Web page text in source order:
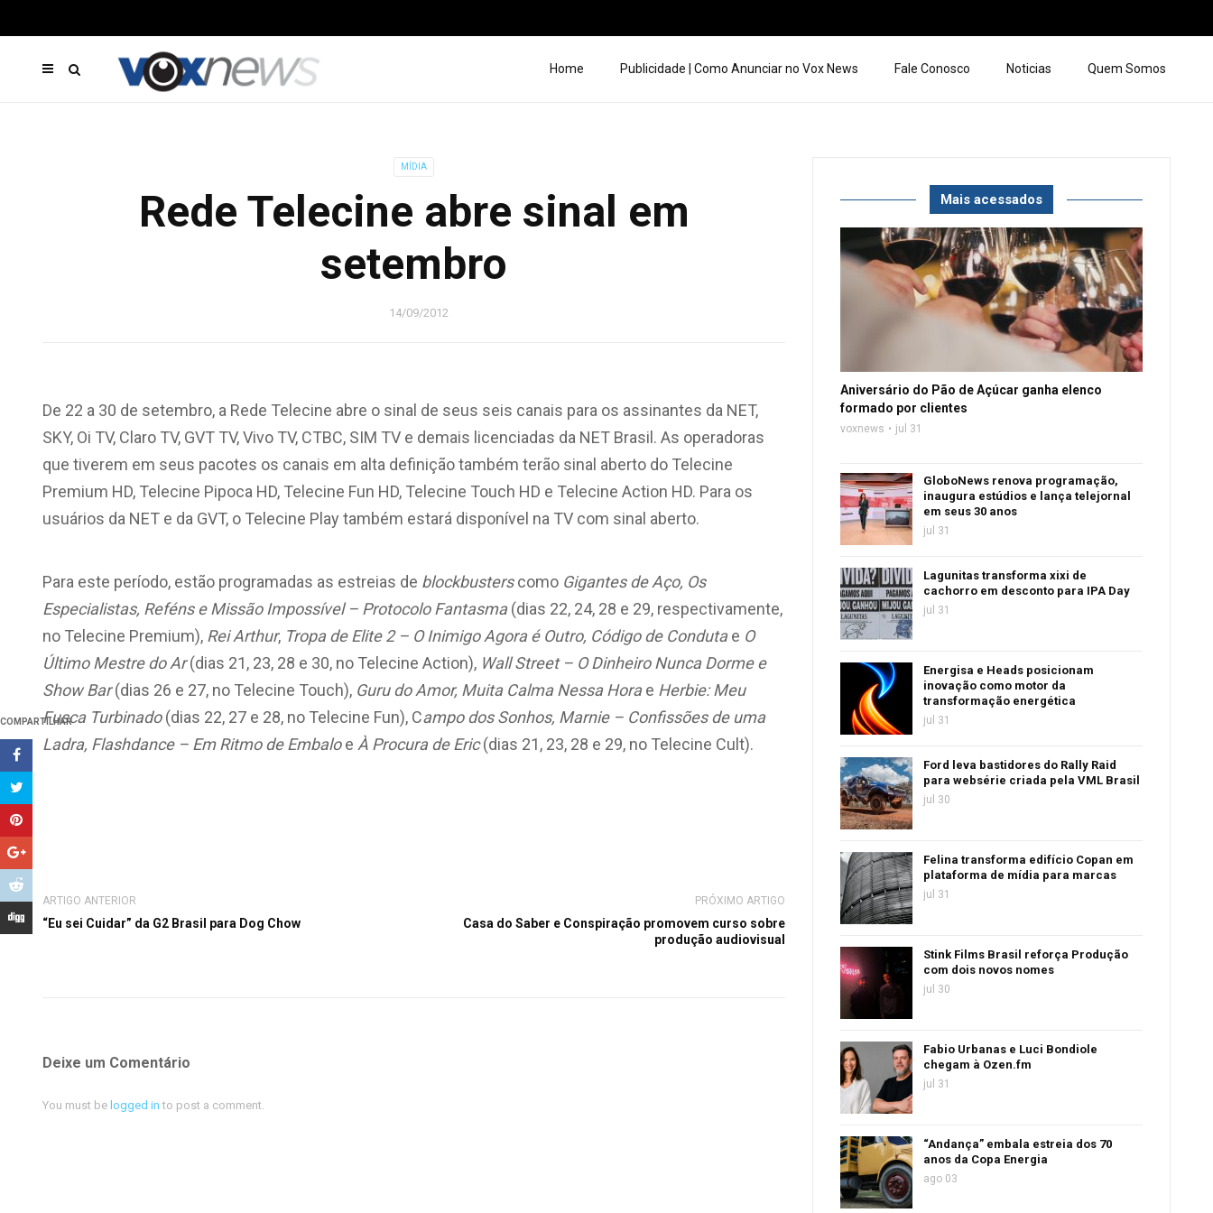
Home Publicidade | Como Anunciar no Vox News Fale Conosco Noticias Quem Somos
MÍDIA
Rede Telecine abre sinal em
setembro
14/09/2012
COMPARTILHAR
De 22 a 30 de setembro, a Rede Telecine abre o sinal de seus seis canais para os assinantes da NET,
SKY, Oi TV, Claro TV, GVT TV, Vivo TV, CTBC, SIM TV e demais licenciadas da NET Brasil. As operadoras
que tiverem em seus pacotes os canais em alta definição também terão sinal aberto do Telecine
Premium HD, Telecine Pipoca HD, Telecine Fun HD, Telecine Touch HD e Telecine Action HD. Para os
usuários da NET e da GVT, o Telecine Play também estará disponível na TV com sinal aberto.
Para este período, estão programadas as estreias de blockbusterscomo Gigantes de Aço, Os
Especialistas, Reféns e Missão Impossível – Protocolo Fantasma(dias 22, 24, 28 e 29, respectivamente,
no Telecine Premium), Rei Arthur, Tropa de Elite 2 – O Inimigo Agora é Outro, Código de Condutae O
Último Mestre do Ar(dias 21, 23, 28 e 30, no Telecine Action), Wall Street – O Dinheiro Nunca Dorme e
Show Bar(dias 26 e 27, no Telecine Touch), Guru do Amor, Muita Calma Nessa Horae Herbie: Meu
Fusca Turbinado(dias 22, 27 e 28, no Telecine Fun), Campo dos Sonhos, Marnie – Confissões de uma
Ladra, Flashdance – Em Ritmo de Embaloe À Procura de Eric(dias 21, 23, 28 e 29, no Telecine Cult).
ARTIGO ANTERIOR
“Eu sei Cuidar” da G2 Brasil para Dog Chow
PRÓXIMO ARTIGO
Casa do Saber e Conspiração promovem curso sobre
produção audiovisual
Deixe um Comentário
You must be logged in to post a comment.
Mais acessados
Aniversário do Pão de Açúcar ganha elenco
formado por clientes
voxnews jul 31
GloboNews renova programação,
inaugura estúdios e lança telejornal
em seus 30 anos
jul 31
Lagunitas transforma xixi de
cachorro em desconto para IPA Day
jul 31
Energisa e Heads posicionam
inovação como motor da
transformação energética
jul 31
Ford leva bastidores do Rally Raid
para websérie criada pela VML Brasil
jul 30
Felina transforma edifício Copan em
plataforma de mídia para marcas
jul 31
Stink Films Brasil reforça Produção
com dois novos nomes
jul 30
Fabio Urbanas e Luci Bondiole
chegam à Ozen.fm
jul 31
“Andança” embala estreia dos 70
anos da Copa Energia
ago 03